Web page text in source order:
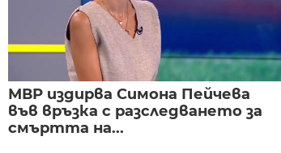
МВР издирва Симона Пейчева
във връзка с разследването за
смъртта на...